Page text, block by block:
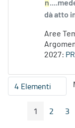
n
dà atto
Aree
2027:
4 ElementiPer pagina
Pagina Precedente
Pagina
1 Pagina
2 3